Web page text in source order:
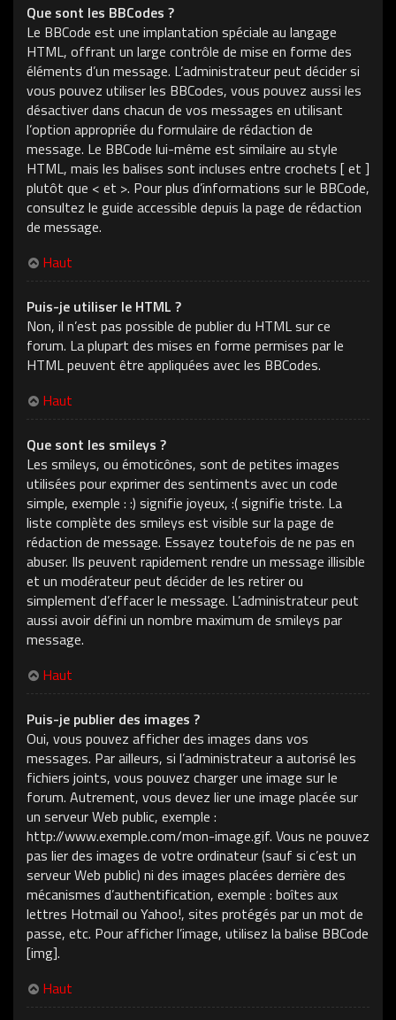
Que sont les BBCodes ?
Le BBCode est une implantation spéciale au langage
HTML, offrant un large contrôle de mise en forme des
éléments d’un message. L’administrateur peut décider si
vous pouvez utiliser les BBCodes, vous pouvez aussi les
désactiver dans chacun de vos messages en utilisant
l’option appropriée du formulaire de rédaction de
message. Le BBCode lui-même est similaire au style
HTML, mais les balises sont incluses entre crochets [ et ]
plutôt que < et >. Pour plus d’informations sur le BBCode,
consultez le guide accessible depuis la page de rédaction
de message.
Haut
Puis-je utiliser le HTML ?
Non, il n’est pas possible de publier du HTML sur ce
forum. La plupart des mises en forme permises par le
HTML peuvent être appliquées avec les BBCodes.
Haut
Que sont les smileys ?
Les smileys, ou émoticônes, sont de petites images
utilisées pour exprimer des sentiments avec un code
simple, exemple : :) signifie joyeux, :( signifie triste. La
liste complète des smileys est visible sur la page de
rédaction de message. Essayez toutefois de ne pas en
abuser. Ils peuvent rapidement rendre un message illisible
et un modérateur peut décider de les retirer ou
simplement d’effacer le message. L’administrateur peut
aussi avoir défini un nombre maximum de smileys par
message.
Haut
Puis-je publier des images ?
Oui, vous pouvez afficher des images dans vos
messages. Par ailleurs, si l’administrateur a autorisé les
fichiers joints, vous pouvez charger une image sur le
forum. Autrement, vous devez lier une image placée sur
un serveur Web public, exemple :
http://www.exemple.com/mon-image.gif. Vous ne pouvez
pas lier des images de votre ordinateur (sauf si c’est un
serveur Web public) ni des images placées derrière des
mécanismes d’authentification, exemple : boîtes aux
lettres Hotmail ou Yahoo!, sites protégés par un mot de
passe, etc. Pour afficher l’image, utilisez la balise BBCode
[img].
Haut